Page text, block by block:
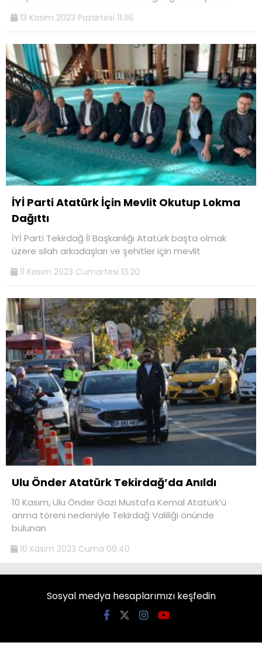
13 Kasım 2023 Pazartesi 11:36
İYİ Parti Atatürk İçin Mevlit Okutup Lokma
Dağıttı
İYİ Parti Tekirdağ İl Başkanlığı Atatürk başta olmak
üzere silah arkadaşları ve şehitler için mevlit
11 Kasım 2023 Cumartesi 13:20
Ulu Önder Atatürk Tekirdağ’da Anıldı
10 Kasım, Ulu Önder Gazi Mustafa Kemal Atatürk’ü
anma töreni nedeniyle Tekirdağ Valiliği önünde
bulunan
10 Kasım 2023 Cuma 09:40
Sosyal medya hesaplarımızı keşfedin